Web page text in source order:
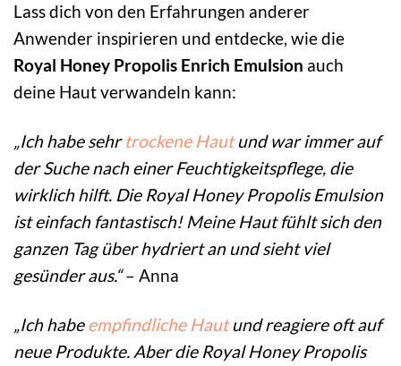
Lass dich von den Erfahrungen anderer
Anwender inspirieren und entdecke, wie die
Royal Honey Propolis Enrich Emulsion auch
deine Haut verwandeln kann:
„Ich habe sehrtrockene Hautund war immer auf
der Suche nach einer Feuchtigkeitspflege, die
wirklich hilft. Die Royal Honey Propolis Emulsion
ist einfach fantastisch! Meine Haut fühlt sich den
ganzen Tag über hydriert an und sieht viel
gesünder aus.“– Anna
„Ich habeempfindliche Hautund reagiere oft auf
neue Produkte. Aber die Royal Honey Propolis